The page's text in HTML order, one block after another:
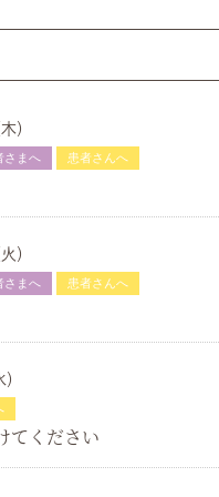
）
さまへ 患者さんへ
）
さまへ 患者さんへ
てください